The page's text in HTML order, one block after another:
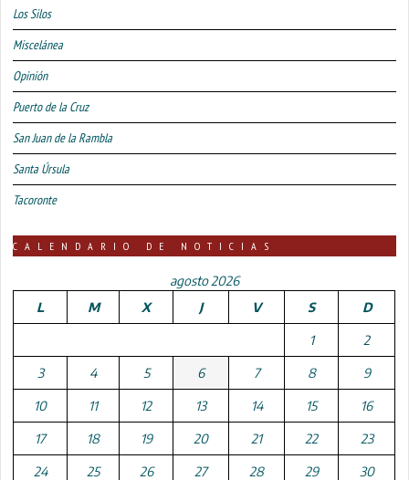
Los Silos
Miscelánea
Opinión
Puerto de la Cruz
San Juan de la Rambla
Santa Úrsula
Tacoronte
CALENDARIO DE NOTICIAS
agosto 2026
L
M X J V S D
1 2
3 4 5 6 7 8 9
10 11 12 13 14 15 16
17 18 19 20 21 22 23
24 25 26 27 28 29 30